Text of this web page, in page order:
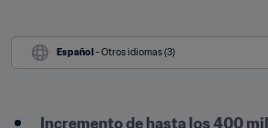
Español - Otros idiomas (3)
Incremento de hasta los 400